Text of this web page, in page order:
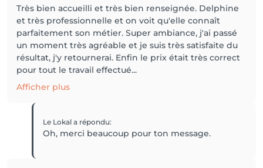
Très bien accueilli et très bien renseignée. Delphine
et très professionnelle et on voit qu'elle connaît
parfaitement son métier. Super ambiance, j'ai passé
un moment très agréable et je suis très satisfaite du
résultat, j'y retournerai. Enfin le prix était très correct
pour tout le travail effectué...
Afficher plus
Le Lokala répondu:
Oh, merci beaucoup pour ton message.